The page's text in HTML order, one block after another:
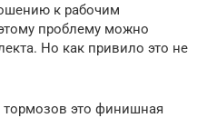
к рабочим
проблему можно
Но как привило это не
это финишная